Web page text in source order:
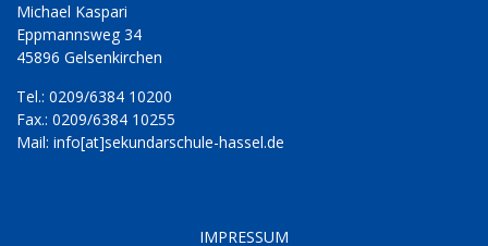
Michael Kaspari
Eppmannsweg 34
45896 Gelsenkirchen
Tel.: 0209/6384 10200
Fax.: 0209/6384 10255
Mail: info[at]sekundarschule-hassel.de
IMPRESSUM